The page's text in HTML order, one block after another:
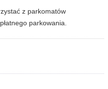
z parkomatów
parkowania.